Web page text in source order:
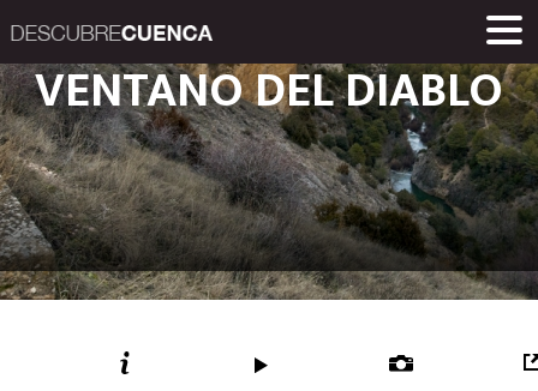
Descubre
INICIO
RUTAS
ENCLAVES Y POBLACIONES
EVENTOS
ENLACES
MUSEOS
GASTRONOMÍA
PRODUCTOS
Una iniciativa de
Diputación
VENTANO DEL DIABLO